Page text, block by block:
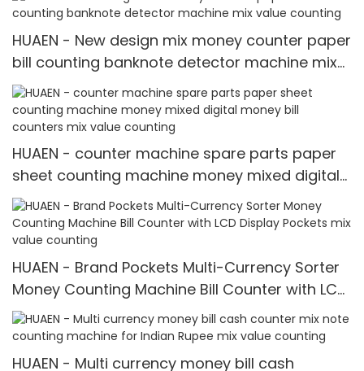
HUAEN - New design mix money counter paper
bill counting banknote detector machine mix
value counting
HUAEN - counter machine spare parts paper
sheet counting machine money mixed digital
money bill counters mix value counting
HUAEN - Brand Pockets Multi-Currency Sorter
Money Counting Machine Bill Counter with LCD
Display Pockets mix value counting
HUAEN - Multi currency money bill cash